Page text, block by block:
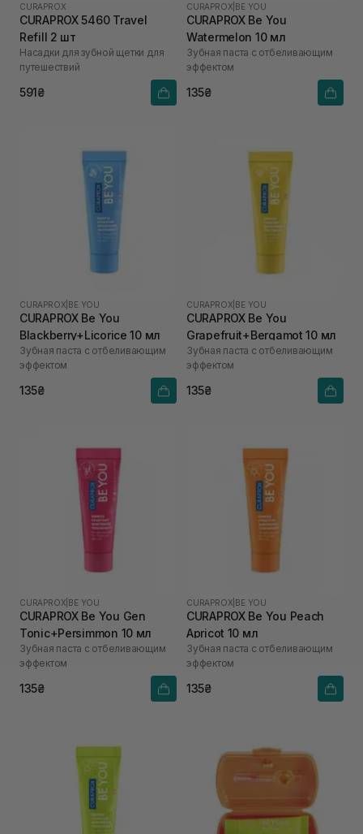
CURAPROX
CURAPROX 5460 Travel
Refill 2 шт
Насадки для зубной щетки для
путешествий
591₴
CURAPROX BE YOU
CURAPROX Be You
Watermelon 10 мл
Зубная паста с отбеливающим
эффектом
135₴
CURAPROX BE YOU
CURAPROX Be You
Blackberry+Licorice 10 мл
Зубная паста с отбеливающим
эффектом
135₴
CURAPROX BE YOU
CURAPROX Be You
Grapefruit+Bergamot 10 мл
Зубная паста с отбеливающим
эффектом
135₴
CURAPROX BE YOU
CURAPROX Be You Gen
Tonic+Persimmon 10 мл
Зубная паста с отбеливающим
эффектом
135₴
CURAPROX BE YOU
CURAPROX Be You Peach
Apricot 10 мл
Зубная паста с отбеливающим
эффектом
135₴